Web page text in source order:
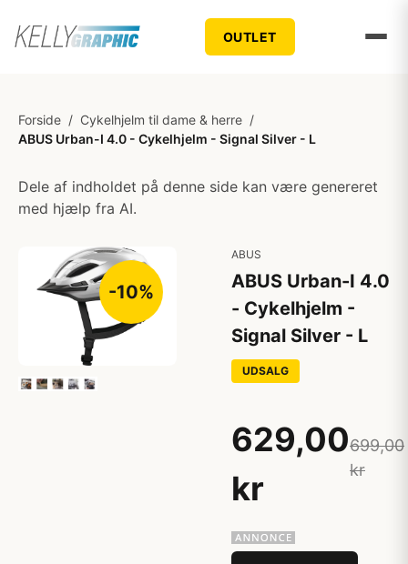
OUTLET
Forside / Cykelhjelm til dame & herre /
ABUS Urban-I 4.0 - Cykelhjelm - Signal Silver - L
Dele af indholdet på denne side kan være genereret
med hjælp fra AI.
-10%
ABUS
ABUS Urban-I 4.0
- Cykelhjelm -
Signal Silver - L
UDSALG
629,00
kr
699,00
kr